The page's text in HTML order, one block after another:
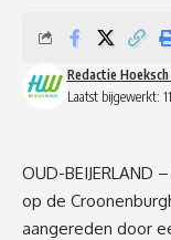
Laatst bijgewerkt:
Redactie
OUD-BEIJERLAND
op de
aangereden door